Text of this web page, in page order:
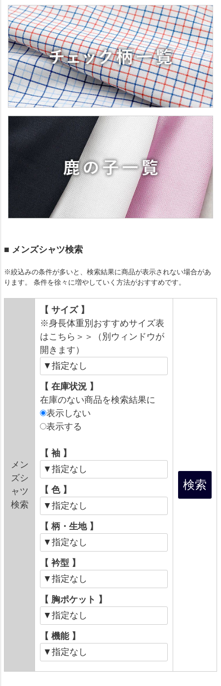
■ メンズシャツ検索
※絞込みの条件が多いと、検索結果に商品が表示されない場合があ
ります。 条件を徐々に増やしていく方法がおすすめです。
メン
ズシ
ャツ
検索
【 サイズ 】
※身長体重別おすすめサイズ表
はこちら＞＞（別ウィンドウが
開きます）
【 在庫状況 】
在庫のない商品を検索結果に
表示しない
表示する
【 袖 】
【 色 】
【 柄・生地 】
【 衿型 】
【 胸ポケット 】
【 機能 】